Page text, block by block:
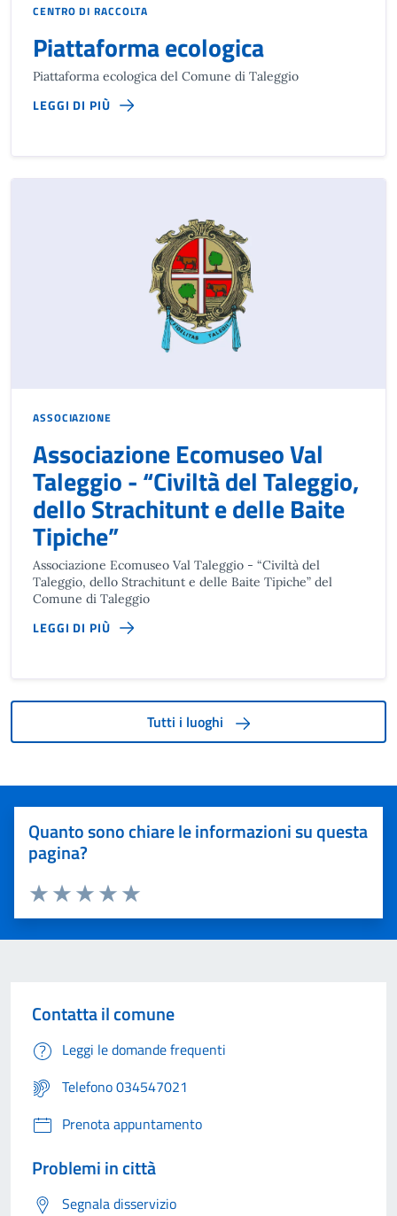
CENTRO DI RACCOLTA
Piattaforma ecologica
Piattaforma ecologica del Comune di Taleggio
LEGGI DI PIÙ
ASSOCIAZIONE
Associazione Ecomuseo Val
Taleggio - “Civiltà del Taleggio,
dello Strachitunt e delle Baite
Tipiche”
Associazione Ecomuseo Val Taleggio - “Civiltà del
Taleggio, dello Strachitunt e delle Baite Tipiche” del
Comune di Taleggio
LEGGI DI PIÙ
Tutti i luoghi
Quanto sono chiare le informazioni su questa
pagina?
Valuta 5 stelle su 5
Valuta 4 stelle su 5
Valuta 3 stelle su 5
Valuta 2 stelle su 5
Valuta 1 stelle su 5
Contatta il comune
Leggi le domande frequenti
Telefono 034547021
Prenota appuntamento
Problemi in città
Segnala disservizio